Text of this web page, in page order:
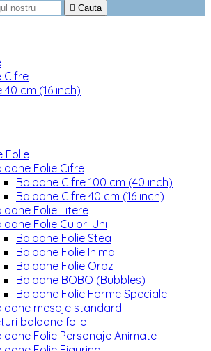
 Cauta
Cifre
cm (16 inch)
Folie
Folie Cifre
Baloane Cifre 100 cm (40 inch)
Baloane Cifre 40 cm (16 inch)
Folie Litere
Folie Culori Uni
Baloane Folie Stea
Baloane Folie Inima
Baloane Folie Orbz
Baloane BOBO (Bubbles)
Baloane Folie Forme Speciale
mesaje standard
baloane folie
Folie Personaje Animate